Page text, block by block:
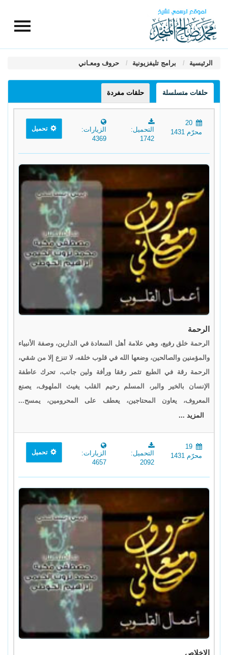
الرئيسية برامج تليفزيونية حروف ومعـاني
حلقات متسلسلة حلقات مفردة
20
محرّم 1431
التحميل:
1742
الزيارات:
4369
تحميل
الرحمة
الرحمة خلق رفيع، وهي علامة أهل السعادة في الدارين، وصفة الأنبياء
والمؤمنين والصالحين، وضعها الله في قلوب خلقه، لا تنزع إلا من شقي،
الرحمة رقة في الطبع تثمر رفقا ورأفة ولين جانب، تحرك عاطفة
الإنسان بالخير والبر، المسلم رحيم القلب يغيث الملهوف، يصنع
المعروف، يعاون المحتاجين، يعطف على المحرومين، يمسح...
المزيد ...
19
محرّم 1431
التحميل:
2092
الزيارات:
4657
تحميل
الإخلاص